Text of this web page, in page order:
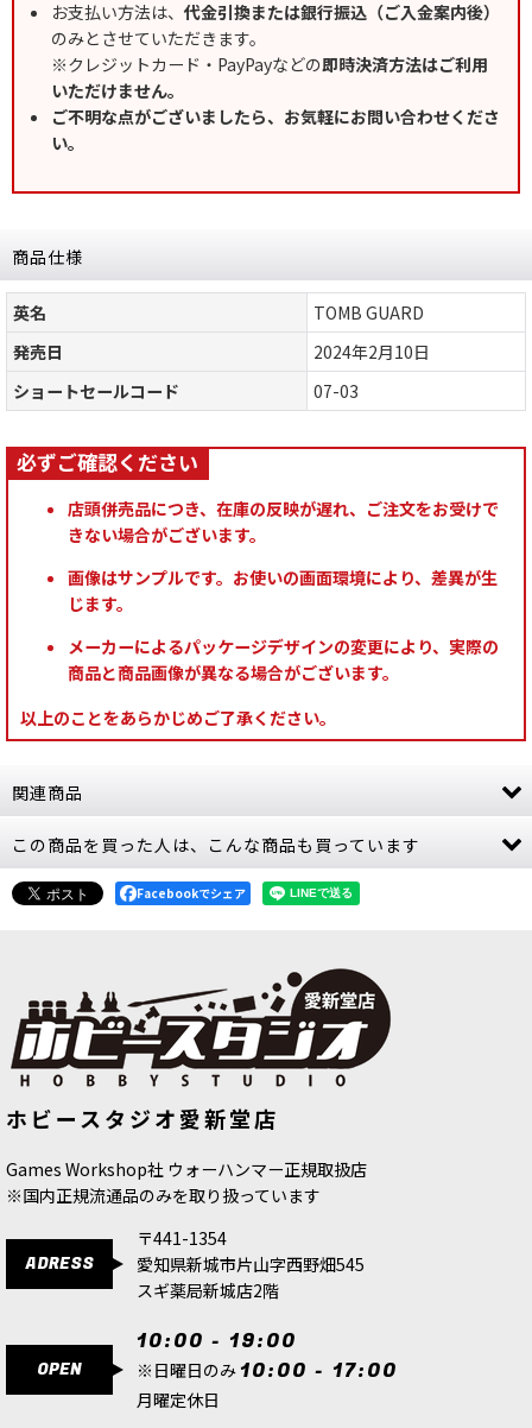
お支払い方法は、 代金引換または銀行振込（ご入金案内後）
のみとさせていただきます。
※クレジットカード・PayPayなどの即時決済方法はご利用
いただけません。
ご不明な点がございましたら、お気軽にお問い合わせくださ
い。
商品仕様
英名
TOMB GUARD
発売日
2024年2月10日
ショートセールコード
07-03
店頭併売品につき、在庫の反映が遅れ、ご注文をお受けで
きない場合がございます。
画像はサンプルです。お使いの画面環境により、差異が生
じます。
メーカーによるパッケージデザインの変更により、実際の
商品と商品画像が異なる場合がございます。
以上のことをあらかじめご了承ください。
関連商品
◆取り寄せ商品◆[オールドワールド] トゥームキ
ング・オヴ・クェムリ: ネクロスフィンクス[07-
06]
※【こちらの商品は「お取り寄せ商品」です】
※※ご注文前に必ずご確認ください※こちらの商
品は当店に在庫がないため、ご注文をいただいて
からメーカーに発注を行う「お取り寄せ商品」と
なります。ご注文後にメーカ…
◆取り寄せ商品◆[オールドワールド] トゥームキ
ーズ [ 07-04
ただいま売り切れ中
※【こちらの商品は「お取り寄せ商品」です】
※※ご注文前に必ずご確認ください※こちらの商
からメーカーに発注を行う「お取り寄せ商品」と
◆取り寄せ商品◆[オールドワールド] トゥームキ
この商品を買った人は、こんな商品も買っています
トゥームキング・オヴ・クェムリ：セ
パルクラル・ストーカーズ[07-04]
9,900円 (税込)
ゴーメイン
Facebookでシェア
ホビースタジオ愛新堂店
Games Workshop社 ウォーハンマー正規取扱店
※国内正規流通品のみを取り扱っています
ADRESS
〒441-1354
愛知県新城市片山字西野畑545
スギ薬局新城店2階
OPEN
10:00 - 19:00
※日曜日のみ 10:00 - 17:00
月曜定休日